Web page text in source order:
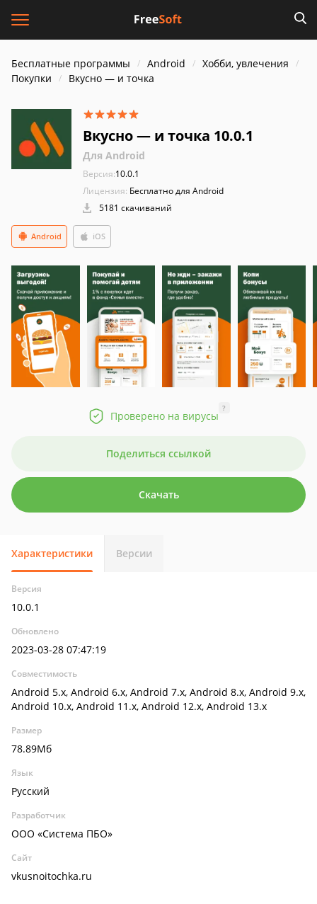
Бесплатные программы Android
Хобби, увлечения
Покупки
Вкусно — и точка
Вкусно — и точка 10.0.1
Для Android
Версия:10.0.1
Лицензия: Бесплатно для Android
5181 скачиваний
Android iOS
Проверено на вирусы
?
Поделиться ссылкой
Скачать
Характеристики Версии
Версия
10.0.1
Обновлено
2023-03-28 07:47:19
Совместимость
Android 5.x, Android 6.x, Android 7.x, Android 8.x, Android 9.x,
Android 10.x, Android 11.x, Android 12.x, Android 13.x
Размер
78.89Мб
Язык
Русский
Разработчик
ООО «Система ПБО»
Сайт
vkusnoitochka.ru